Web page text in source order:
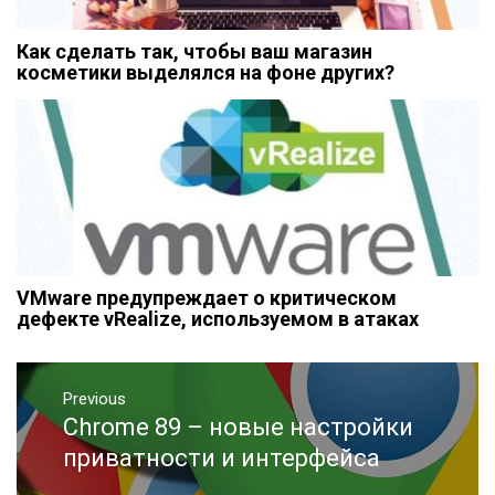
Как сделать так, чтобы ваш магазин
косметики выделялся на фоне других?
VMware предупреждает о критическом
дефекте vRealize, используемом в атаках
Навигация
по
записям
Previous
Previous
post:
Chrome 89 – новые настройки
приватности и интерфейса